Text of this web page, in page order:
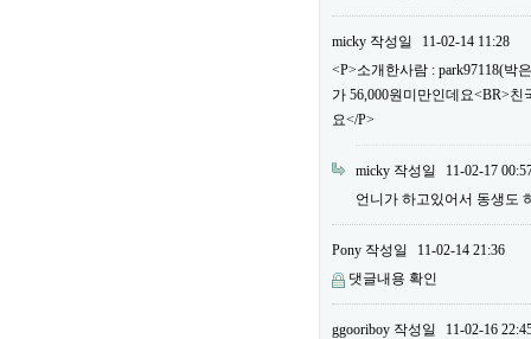
micky 작성일
11-02-14 11:28
<P>소개한사람 : park97118(박
가 56,000원미만인데요<BR>
요</P>
micky 작성일
11-02-17
언니가 하고있어서 동생도
Pony 작성일
11-02-14 21:36
댓글내용 확인
ggooriboy 작성일
11-02-16